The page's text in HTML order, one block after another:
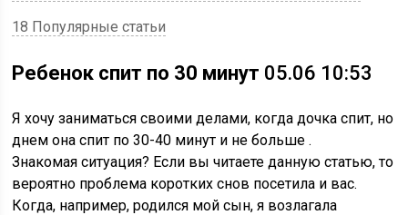
18 Популярные статьи
Ребенок спит по 30 минут 05.06 10:53
Я хочу заниматься своими делами, когда дочка спит, но
днем она спит по 30-40 минут и не больше .
Знакомая ситуация? Если вы читаете данную статью, то
вероятно проблема коротких снов посетила и вас.
Когда, например, родился мой сын, я возлагала